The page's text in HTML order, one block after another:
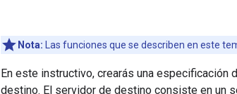
Nota: Las funciones que se describen en este
En este instructivo, crearás una especificación
destino. El servidor de destino consiste en un